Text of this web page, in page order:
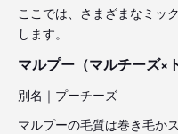
ここでは、さまざまなミッ
します。
マルプー（マルチーズ×
別名｜プーチーズ
マルプーの毛質は巻き毛か